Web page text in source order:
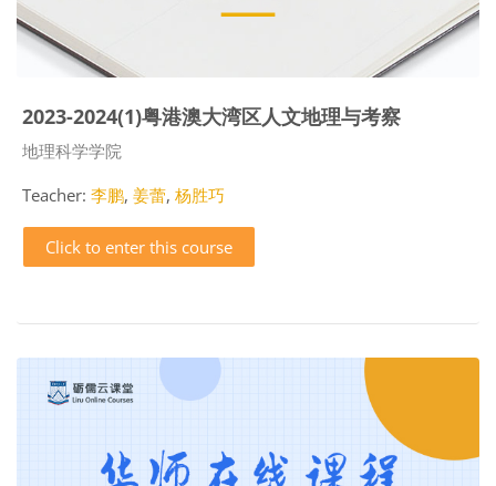
2023-2024(1)粤港澳大湾区人文地理与考察
Course category
地理科学学院
Teacher: 李鹏, 姜蕾, 杨胜巧
Click to enter this course